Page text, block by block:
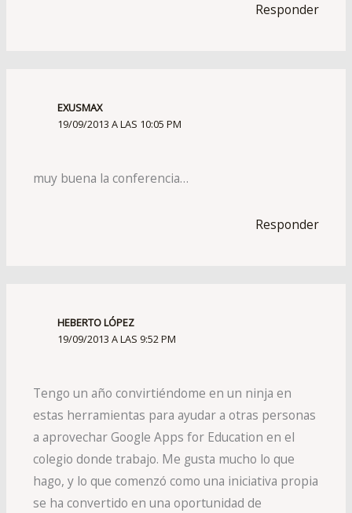
Responder
EXUSMAX
19/09/2013 A LAS 10:05 PM
muy buena la conferencia…
Responder
HEBERTO LÓPEZ
19/09/2013 A LAS 9:52 PM
Tengo un año convirtiéndome en un ninja en
estas herramientas para ayudar a otras personas
a aprovechar Google Apps for Education en el
colegio donde trabajo. Me gusta mucho lo que
hago, y lo que comenzó como una iniciativa propia
se ha convertido en una oportunidad de